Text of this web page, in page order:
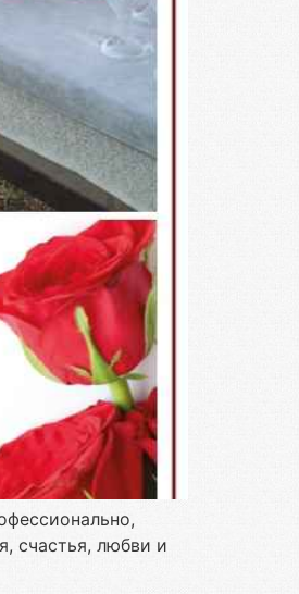
счастья, любви и